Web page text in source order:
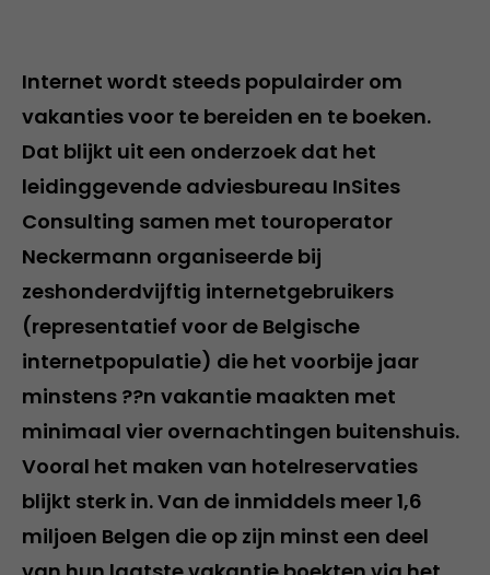
Internet wordt steeds populairder om
vakanties voor te bereiden en te boeken.
Dat blijkt uit een onderzoek dat het
leidinggevende adviesbureau InSites
Consulting samen met touroperator
Neckermann organiseerde bij
zeshonderdvijftig internetgebruikers
(representatief voor de Belgische
internetpopulatie) die het voorbije jaar
minstens ??n vakantie maakten met
minimaal vier overnachtingen buitenshuis.
Vooral het maken van hotelreservaties
blijkt sterk in. Van de inmiddels meer 1,6
miljoen Belgen die op zijn minst een deel